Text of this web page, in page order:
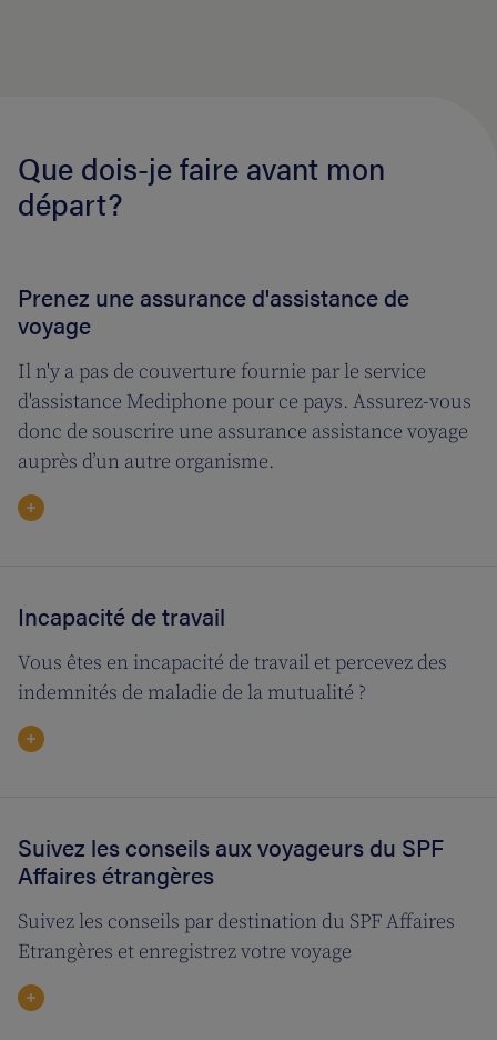
Que dois-je faire avant mon
départ?
Prenez une assurance d'assistance de
voyage
Il n'y a pas de couverture fournie par le service
d'assistance Mediphone pour ce pays. Assurez-vous
donc de souscrire une assurance assistance voyage
auprès d’un autre organisme.
Incapacité de travail
Vous êtes en incapacité de travail et percevez des
indemnités de maladie de la mutualité ?
Suivez les conseils aux voyageurs du SPF
Affaires étrangères
Suivez les conseils par destination du SPF Affaires
Etrangères et enregistrez votre voyage